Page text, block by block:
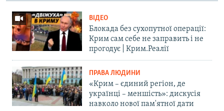
ВІДЕО
Блокада без сухопутної операції:
Крим сам себе не заправить і не
прогодує | Крим.Реалії
ПРАВА ЛЮДИНИ
«Крим – єдиний регіон, де
українці – меншість»: дискусія
навколо нової пам'ятної дати